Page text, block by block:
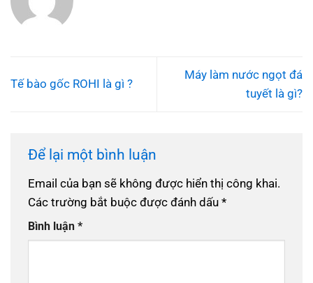
Tế bào gốc ROHI là gì ?
Máy làm nước ngọt đá
tuyết là gì?
Để lại một bình luận
Email của bạn sẽ không được hiển thị công khai.
Các trường bắt buộc được đánh dấu *
Bình luận *